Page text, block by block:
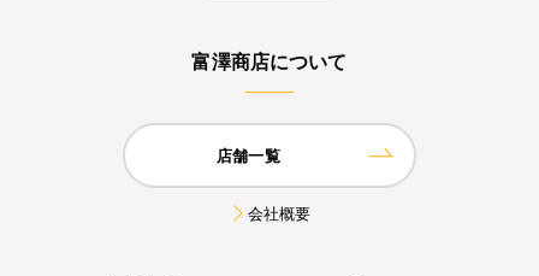
富澤商店について
店舗一覧
会社概要